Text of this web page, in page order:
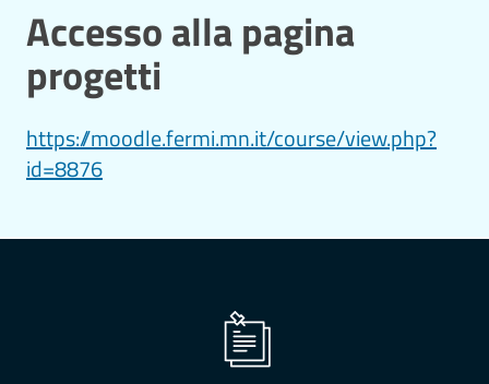
Accesso alla pagina
progetti
https://moodle.fermi.mn.it/course/view.php?
id=8876